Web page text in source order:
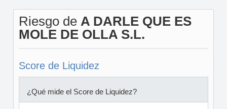
Riesgo de A DARLE QUE ES
MOLE DE OLLA S.L.
Score de Liquidez
¿Qué mide el Score de Liquidez?